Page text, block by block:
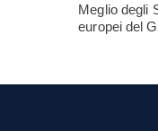
Meglio degli
europei del